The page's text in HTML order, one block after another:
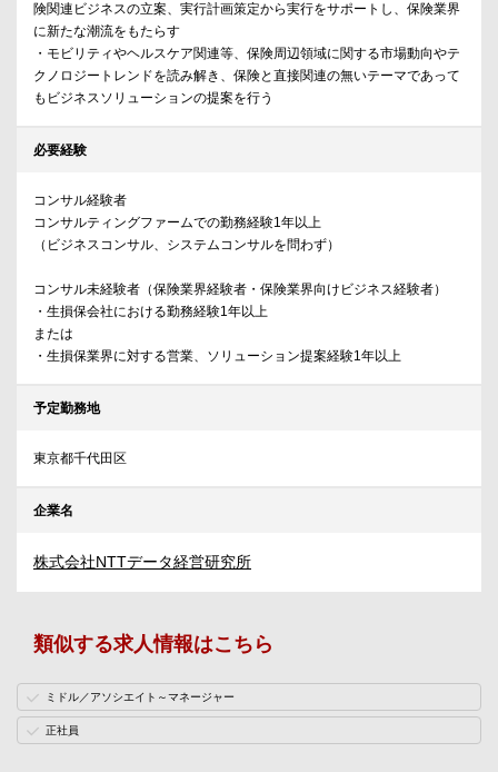
険関連ビジネスの立案、実行計画策定から実行をサポートし、保険業界
に新たな潮流をもたらす
・モビリティやヘルスケア関連等、保険周辺領域に関する市場動向やテ
クノロジートレンドを読み解き、保険と直接関連の無いテーマであって
もビジネスソリューションの提案を行う
必要経験
コンサル経験者
コンサルティングファームでの勤務経験1年以上
（ビジネスコンサル、システムコンサルを問わず）
コンサル未経験者（保険業界経験者・保険業界向けビジネス経験者）
・生損保会社における勤務経験1年以上
または
・生損保業界に対する営業、ソリューション提案経験1年以上
予定勤務地
東京都千代田区
企業名
株式会社NTTデータ経営研究所
類似する求人情報はこちら
ミドル／アソシエイト～マネージャー
正社員